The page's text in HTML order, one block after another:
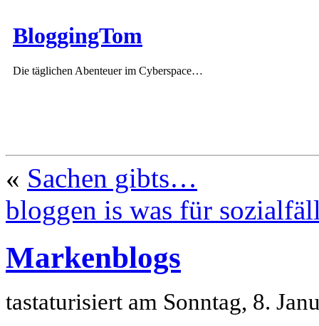
BloggingTom
Die täglichen Abenteuer im Cyberspace…
« Sachen gibts…
bloggen is was für
Markenblogs
tastaturisiert am Sonntag, 8.